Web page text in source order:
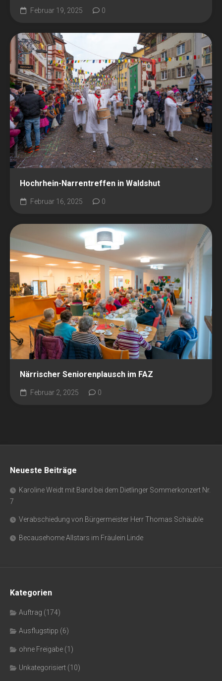
Februar 19, 2025 0
Hochrhein-Narrentreffen in Waldshut
Februar 16, 2025 0
Närrischer Seniorenplausch im FAZ
Februar 2, 2025 0
Neueste Beiträge
Karoline Weidt mit Band bei dem Dietlinger Sommerkonzert Nr.
7
Verabschiedung von Bürgermeister Herr Thomas Schäuble
Becausehome Allstars im Fräulein Linde
Kategorien
Auftrag (174)
Ausflugstipp (6)
ohne Freigabe (1)
Unkategorisiert (10)